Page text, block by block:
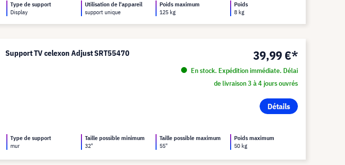
Type de support
Display
Utilisation de l'appareil
support unique
Poids maximum
125 kg
Poids
8 kg
Support TV celexon Adjust SRT55470 39,99 €*
En stock. Expédition immédiate. Délai
de livraison 3 à 4 jours ouvrés
Détails
Type de support
mur
Taille possible minimum
32"
Taille possible maximum
55"
Poids maximum
50 kg